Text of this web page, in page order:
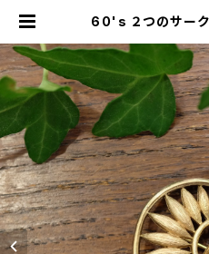
60's ２つのサー
ローチ [BV-312] | miñangos we
b